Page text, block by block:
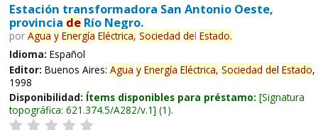
Estación transformadora San Antonio Oeste,
provincia deRío Negro.
por Agua y Energía Eléctrica, Sociedad del Estado.
Idioma: Español
Editor: Buenos Aires: Agua y Energía Eléctrica, Sociedad del Estado,
1998
Disponibilidad: Ítems disponibles para préstamo: Signatura
topográfica: 621.374.5/A282/v.1 (1).